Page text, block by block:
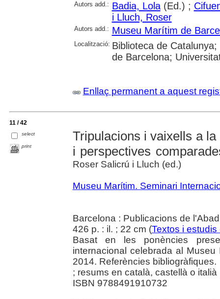
Autors add.: Badia, Lola(Ed.) ;
i Lluch, Roser
Autors add.: Museu Marítim de
Localització: Biblioteca de
de Barcelona;
Enllaç permanent a aquest
11 / 42
select
print
Tripulacions i vaixells a
i perspectives
Roser Salicrú i Lluch (ed.)
Museu Marítim. Seminari
Barcelona : Publicacions de
426 p. : il. ; 22 cm (Textos i
Basat en les ponències
internacional celebrada al
2014. Referències
; resums en català, castellà o italià
ISBN 9788491910732